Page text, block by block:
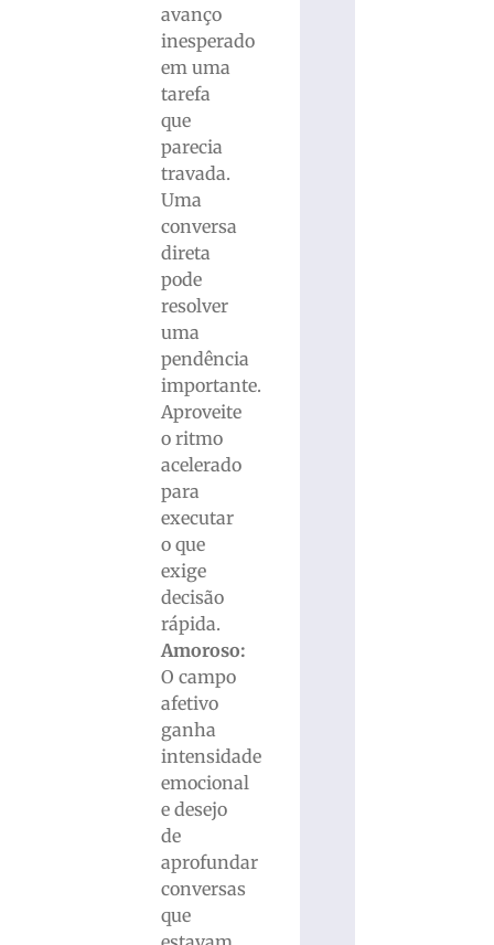
avanço
inesperado
em uma
tarefa
que
parecia
travada.
Uma
conversa
direta
pode
resolver
uma
pendência
importante.
Aproveite
o ritmo
acelerado
para
executar
o que
exige
decisão
rápida.
Amoroso:
O campo
afetivo
ganha
intensidade
emocional
e desejo
de
aprofundar
conversas
que